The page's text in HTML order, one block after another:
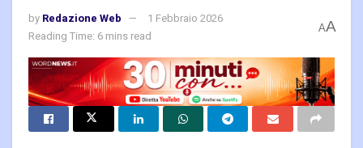
by Redazione Web
1 Febbraio 2026
Reading Time: 6 mins read
AA